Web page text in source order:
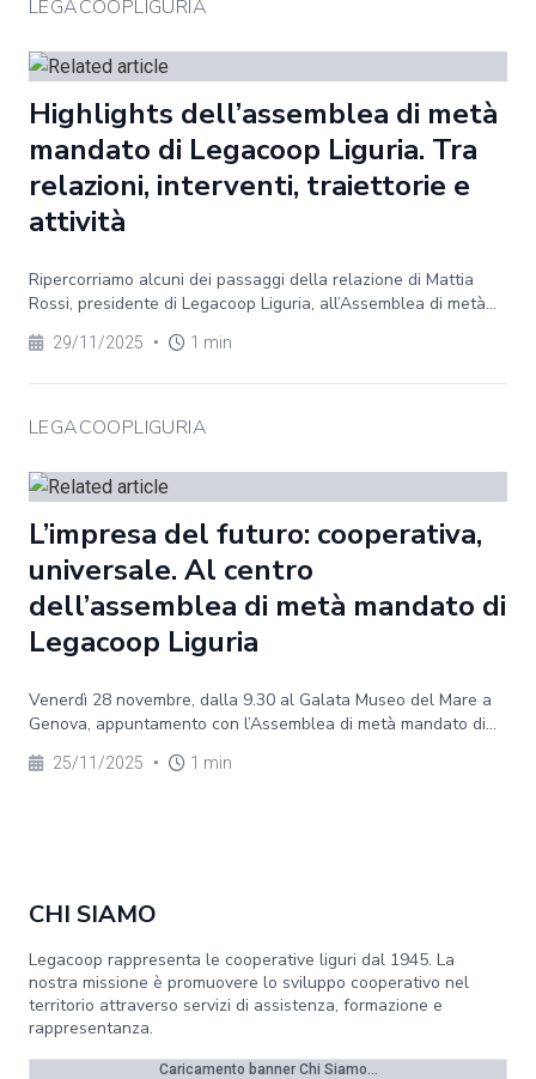
LEGACOOPLIGURIA
Highlights dell’assemblea di metà
mandato di Legacoop Liguria. Tra
relazioni, interventi, traiettorie e
attività
Ripercorriamo alcuni dei passaggi della relazione di Mattia
Rossi, presidente di Legacoop Liguria, all’Assemblea di metà...
29/11/2025 • 1 min
LEGACOOPLIGURIA
L’impresa del futuro: cooperativa,
universale. Al centro
dell’assemblea di metà mandato di
Legacoop Liguria
Venerdì 28 novembre, dalla 9.30 al Galata Museo del Mare a
Genova, appuntamento con l’Assemblea di metà mandato di...
25/11/2025 • 1 min
CHI SIAMO
Legacoop rappresenta le cooperative liguri dal 1945. La
nostra missione è promuovere lo sviluppo cooperativo nel
territorio attraverso servizi di assistenza, formazione e
rappresentanza.
Caricamento banner Chi Siamo...